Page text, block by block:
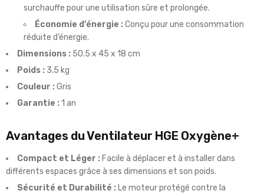
surchauffe pour une utilisation sûre et prolongée.
Économie d’énergie : Conçu pour une consommation
réduite d’énergie.
Dimensions : 50.5 x 45 x 18 cm
Poids : 3.5 kg
Couleur : Gris
Garantie : 1 an
Avantages du Ventilateur HGE Oxygène+
Compact et Léger : Facile à déplacer et à installer dans
différents espaces grâce à ses dimensions et son poids.
Sécurité et Durabilité : Le moteur protégé contre la